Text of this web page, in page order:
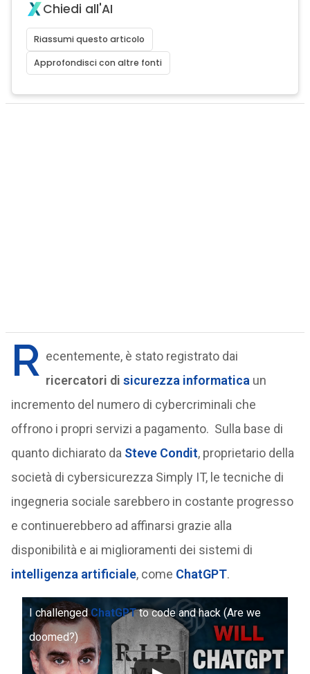
Chiedi all'AI
Riassumi questo articolo
Approfondisci con altre fonti
R ecentemente, è stato registrato dai
ricercatori di sicurezza informatica un
incremento del numero di cybercriminali che
offrono i propri servizi a pagamento. Sulla base di
quanto dichiarato da Steve Condit, proprietario della
società di cybersicurezza Simply IT, le tecniche di
ingegneria sociale sarebbero in costante progresso
e continuerebbero ad affinarsi grazie alla
disponibilità e ai miglioramenti dei sistemi di
intelligenza artificiale, come ChatGPT.
I challengedChatGPTto code and hack (Are we
doomed?)